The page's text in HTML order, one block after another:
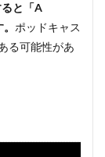
ると「A
ポッドキャス
る可能性があ